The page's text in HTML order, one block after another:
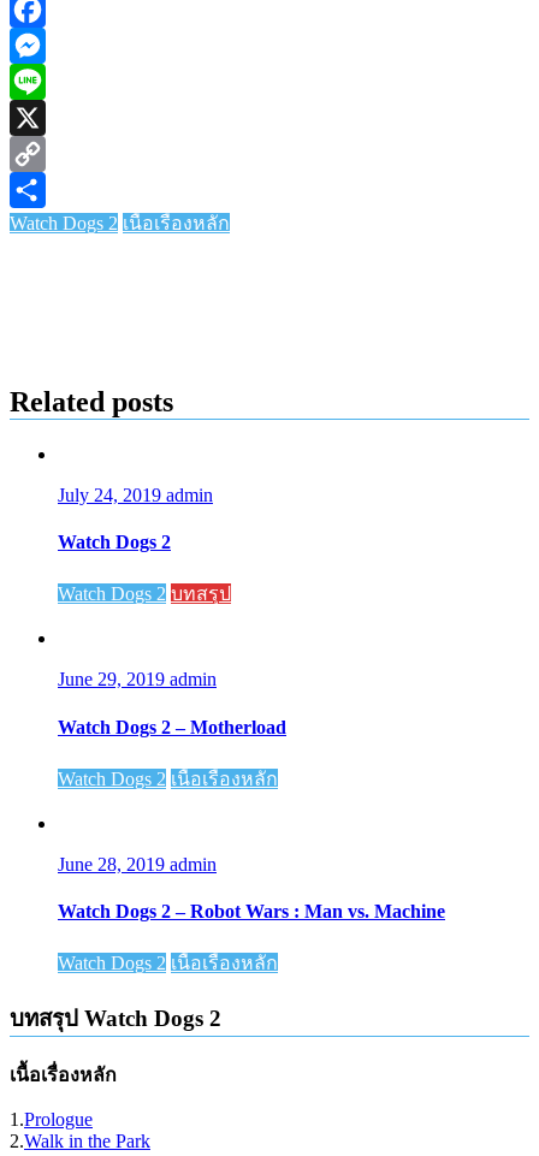
Facebook
Messenger
Line
X
Copy
Link
Share
Watch Dogs 2 เนื้อเรื่องหลัก
Related posts
July 24, 2019 admin
Watch Dogs 2
Watch Dogs 2 บทสรุป
June 29, 2019 admin
Watch Dogs 2 – Motherload
Watch Dogs 2 เนื้อเรื่องหลัก
June 28, 2019 admin
Watch Dogs 2 – Robot Wars : Man vs. Machine
Watch Dogs 2 เนื้อเรื่องหลัก
บทสรุป Watch Dogs 2
เนื้อเรื่องหลัก
1.Prologue
2.Walk in the Park